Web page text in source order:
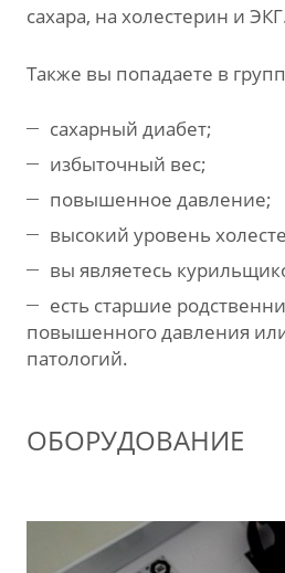
сахара, на холестерин и
Также вы попадаете в
сахарный диабет;
избыточный вес;
повышенное давление;
высокий уровень
вы являетесь
есть старшие
повышенного давления
патологий.
ОБОРУДОВАНИЕ